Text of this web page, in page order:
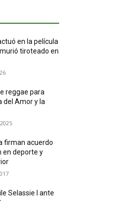
en la película
tiroteado en
reggae para
del Amor y la
firman acuerdo
en deporte y
Selassie I ante